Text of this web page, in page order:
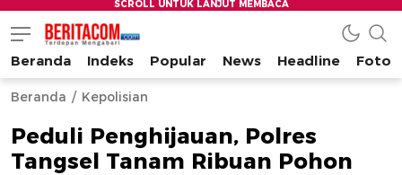
beritacom.com
bestnews
Beranda Indeks Popular News Headline Foto
Beranda Kepolisian
Peduli Penghijauan, Polres
Tangsel Tanam Ribuan Pohon